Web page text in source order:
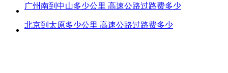
广州南到中山多少公里 高速公路过路费多少
北京到太原多少公里 高速公路过路费多少